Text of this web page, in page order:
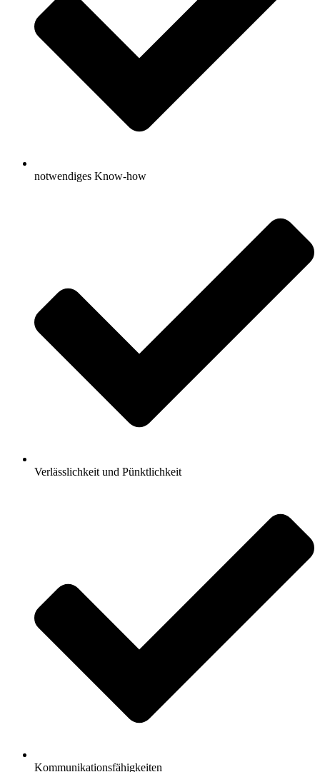
notwendiges Know-how
Verlässlichkeit und Pünktlichkeit
Kommunikationsfähigkeiten